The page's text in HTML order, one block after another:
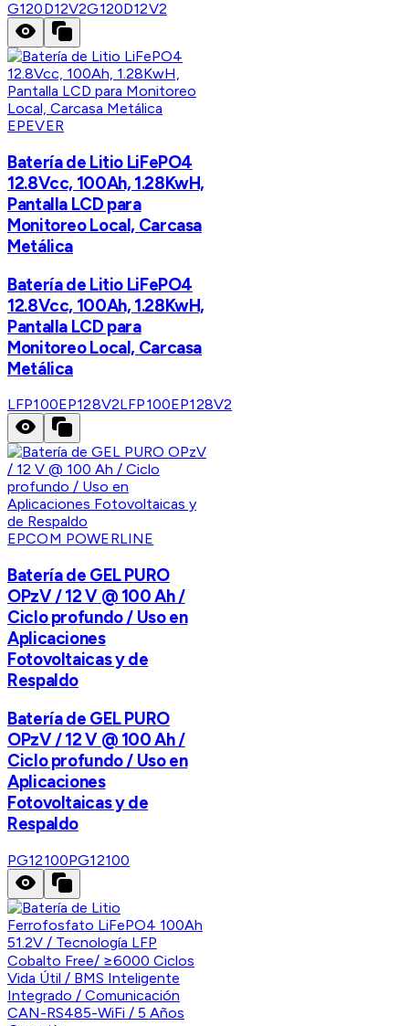
G120D12V2G120D12V2
EPEVER
Batería de Litio LiFePO4
12.8Vcc, 100Ah, 1.28KwH,
Pantalla LCD para
Monitoreo Local, Carcasa
Metálica
Batería de Litio LiFePO4
12.8Vcc, 100Ah, 1.28KwH,
Pantalla LCD para
Monitoreo Local, Carcasa
Metálica
LFP100EP128V2LFP100EP128V2
EPCOM POWERLINE
Batería de GEL PURO
OPzV / 12 V @ 100 Ah /
Ciclo profundo / Uso en
Aplicaciones
Fotovoltaicas y de
Respaldo
Batería de GEL PURO
OPzV / 12 V @ 100 Ah /
Ciclo profundo / Uso en
Aplicaciones
Fotovoltaicas y de
Respaldo
PG12100PG12100